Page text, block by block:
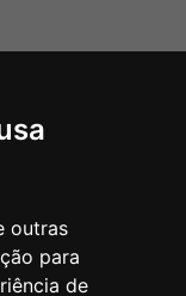
outras
para
de